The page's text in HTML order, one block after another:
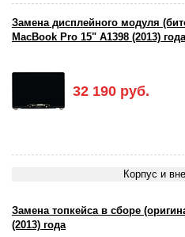
32 190 руб.
Замена дисплейного модуля
MacBook Pro 15" A1398 (2013) года
Корпус и
Замена топкейса в сборе
(2013) года